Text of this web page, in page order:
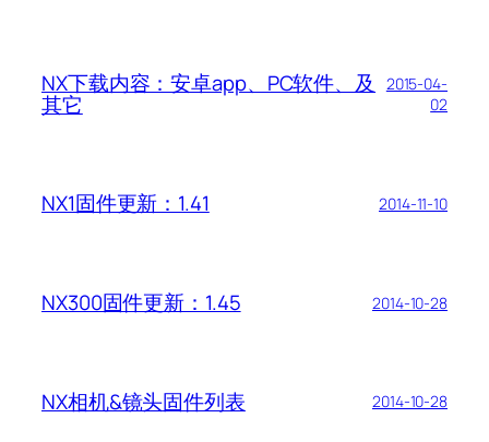
NX下载内容：安卓app、PC软件、及
其它
2015-04-
02
NX1固件更新：1.41 2014-11-10
NX300固件更新：1.45 2014-10-28
NX相机&镜头固件列表 2014-10-28